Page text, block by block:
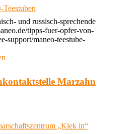
und russisch-sprechende
tipps-fuer-opfer-von-
support/maneo-teestube-
Marzahn
„Kiek in“